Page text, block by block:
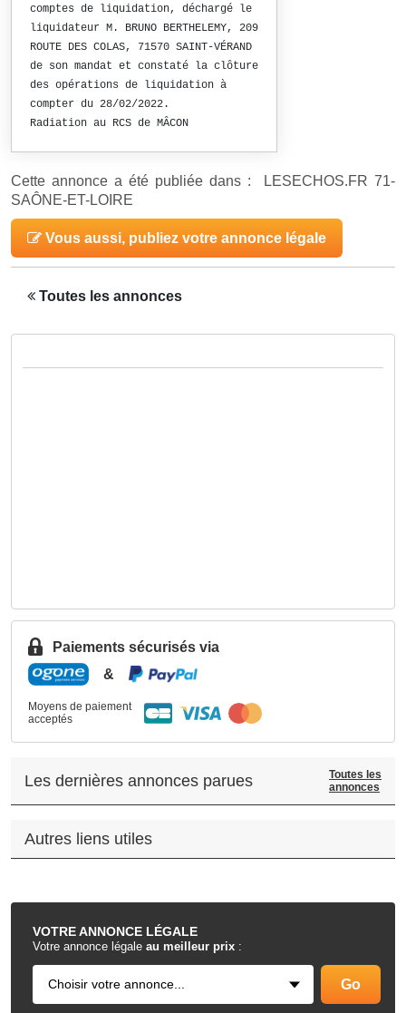
comptes de liquidation, déchargé le
liquidateur M. BRUNO BERTHELEMY, 209
ROUTE DES COLAS, 71570 SAINT-VÉRAND
de son mandat et constaté la clôture
des opérations de liquidation à
compter du 28/02/2022.
Radiation au RCS de MÂCON
Cette annonce a été publiée dans : LESECHOS.FR 71-
SAÔNE-ET-LOIRE
Vous aussi, publiez votre annonce légale
Toutes les annonces
VOTREANNONCE LÉGALE
Votre annonce légale au meilleur prix :
Paiements sécurisés via
&
Moyens de paiement
acceptés
Les dernières annonces parues
Toutes les
annonces
Autres liens utiles
.